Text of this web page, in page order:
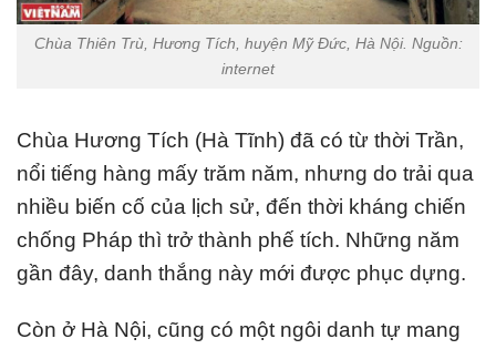
Chùa Thiên Trù, Hương Tích, huyện Mỹ Đức, Hà Nội. Nguồn:
internet
Chùa Hương Tích (Hà Tĩnh) đã có từ thời Trần,
nổi tiếng hàng mấy trăm năm, nhưng do trải qua
nhiều biến cố của lịch sử, đến thời kháng chiến
chống Pháp thì trở thành phế tích. Những năm
gần đây, danh thắng này mới được phục dựng.
Còn ở Hà Nội, cũng có một ngôi danh tự mang